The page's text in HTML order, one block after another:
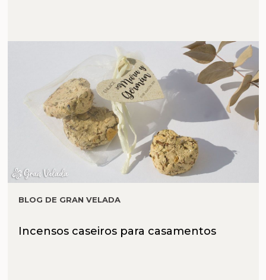
BLOG DE GRAN VELADA
Incensos caseiros para casamentos